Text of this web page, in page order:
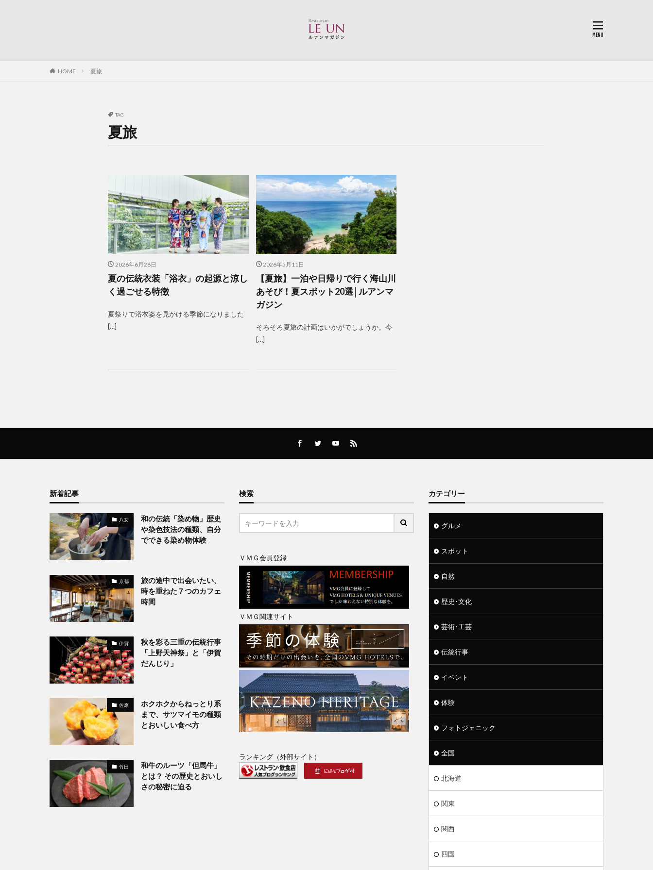
HOME 夏旅
TAG
夏旅
2026年6月26日
夏の伝統衣装「浴衣」の起源と涼し
く過ごせる特徴
夏祭りで浴衣姿を見かける季節になりました
[…]
2026年5月11日
【夏旅】一泊や日帰りで行く海山川
あそび！夏スポット20選│ルアンマ
ガジン
そろそろ夏旅の計画はいかがでしょうか。今
[…]
新着記事
八女
和の伝統「染め物」歴史
や染色技法の種類、自分
でできる染め物体験
京都
旅の途中で出会いたい、
時を重ねた７つのカフェ
時間
伊賀
秋を彩る三重の伝統行事
「上野天神祭」と「伊賀
だんじり」
佐原
ホクホクからねっとり系
まで、サツマイモの種類
とおいしい食べ方
竹田
和牛のルーツ「但馬牛」
とは？ その歴史とおいし
さの秘密に迫る
検索
ＶＭＧ会員登録
ＶＭＧ関連サイト
ランキング（外部サイト）
カテゴリー
グルメ
スポット
自然
歴史･文化
芸術･工芸
伝統行事
イベント
体験
フォトジェニック
全国
北海道
関東
関西
四国